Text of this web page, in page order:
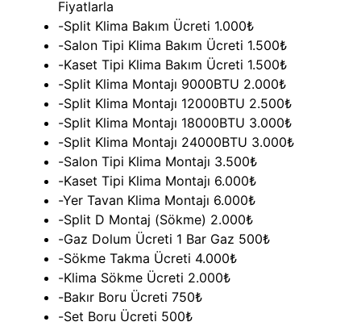
Fiyatlarla
-Split Klima Bakım Ücreti 1.000₺
-Salon Tipi Klima Bakım Ücreti 1.500₺
-Kaset Tipi Klima Bakım Ücreti 1.500₺
-Split Klima Montajı 9000BTU 2.000₺
-Split Klima Montajı 12000BTU 2.500₺
-Split Klima Montajı 18000BTU 3.000₺
-Split Klima Montajı 24000BTU 3.000₺
-Salon Tipi Klima Montajı 3.500₺
-Kaset Tipi Klima Montajı 6.000₺
-Yer Tavan Klima Montajı 6.000₺
-Split D Montaj (Sökme) 2.000₺
-Gaz Dolum Ücreti 1 Bar Gaz 500₺
-Sökme Takma Ücreti 4.000₺
-Klima Sökme Ücreti 2.000₺
-Bakır Boru Ücreti 750₺
-Set Boru Ücreti 500₺